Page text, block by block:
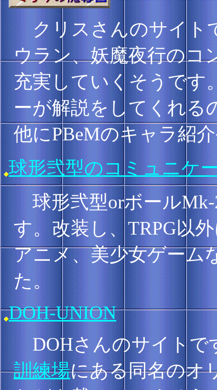
クリスさんのサイト
ウラン、妖魔夜行のコ
充実していくそうです
ーが解説をしてくれる
他にPBeMのキャラ紹
球形弐型のコミュニケ
球形弐型orボールMk-
す。改装し、TRPG以
アニメ、美少女ゲーム
た。
DOH-UNION
DOHさんのサイトで
訓練場にある同名のオ